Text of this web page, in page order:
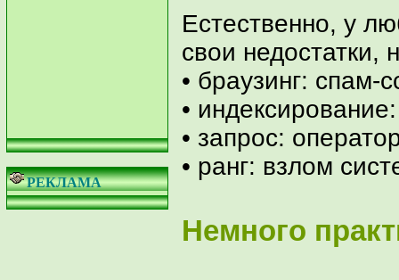
РЕКЛАМА
Естественно, у
свои недостатки,
• браузинг: спам-
•
• запрос:
• ранг: взлом
Немного практ